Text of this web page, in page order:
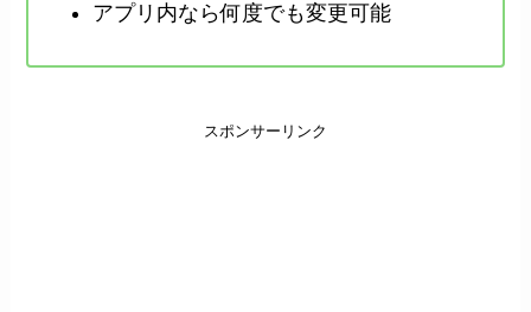
アプリ内なら何度でも変更可能
スポンサーリンク